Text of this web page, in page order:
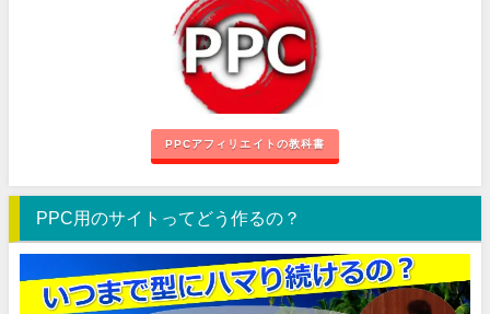
PPCアフィリエイトの教科書
PPC用のサイトってどう作るの？